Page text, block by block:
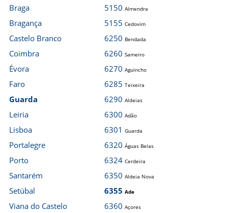
Braga
Bragança
Castelo Branco
Coimbra
Évora
Faro
Guarda
Leiria
Lisboa
Portalegre
Porto
Santarém
Setúbal
Viana do Castelo
5150 Almendra
5155 Cedovim
6250 Bendada
6260 Sameiro
6270 Aguincho
6285 Teixeira
6290 Aldeias
6300 Adão
6301 Guarda
6320 Águas Belas
6324 Cerdeira
6350 Aldeia Nova
6355 Ade
6360 Açores